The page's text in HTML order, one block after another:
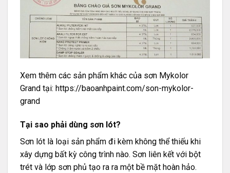
Xem thêm các sản phẩm khác của sơn Mykolor
Grand tại: https://baoanhpaint.com/son-mykolor-
grand
Tại sao phải dùng sơn lót?
Sơn lót là loại sản phẩm đi kèm không thể thiếu khi
xây dựng bất kỳ công trình nào. Sơn liên kết với bột
trét và lớp sơn phủ tạo ra ra một bề mặt hoàn hảo.